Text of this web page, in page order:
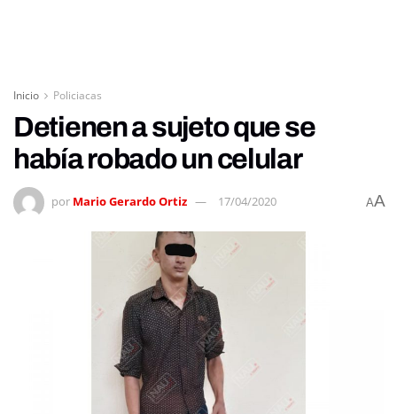
Inicio Policiacas
Detienen a sujeto que se
había robado un celular
por Mario Gerardo Ortiz 17/04/2020 AA